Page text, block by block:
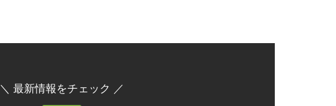
＼ 最新情報をチェック ／